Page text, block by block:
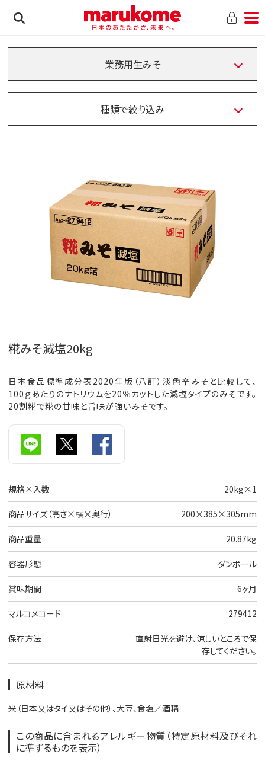
業務用生みそ
種類で絞り込み
糀みそ減塩20kg
日本食品標準成分表2020年版（八訂）淡色辛みそと比較して、
100ｇあたりのナトリウムを20％カットした減塩タイプのみそです。
20割糀で糀の甘味と旨味が強いみそです。
規格×入数 20kg×1
商品サイズ（高さ×横×奥行） 200×385×305mm
商品重量 20.87kg
容器形態 ダンボール
賞味期間 6ヶ月
マルコメコード 279412
保存方法
直射日光を避け、涼しいところで保
存してください。
原材料
米（日本又はタイ又はその他）、大豆、食塩／酒精
この商品に含まれるアレルギー物質（特定原材料及びそれ
に準ずるものを表示）